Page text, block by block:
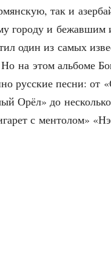
так и
горо­ду и бежав­шим
один из самых
на этом аль­бо­ме
рус­ские пес­ни: от
Орёл» до
с мен­то­лом»